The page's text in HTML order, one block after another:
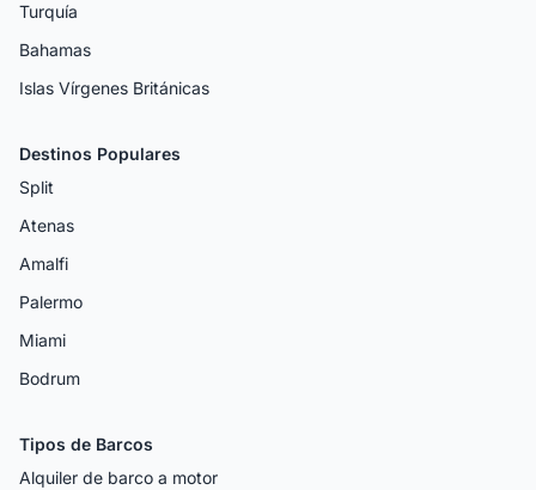
Turquía
Bahamas
Islas Vírgenes Británicas
Destinos Populares
Split
Atenas
Amalfi
Palermo
Miami
Bodrum
Tipos de Barcos
Alquiler de barco a motor